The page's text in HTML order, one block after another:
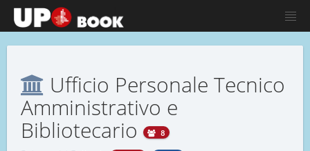
Ufficio Personale Tecnico
Amministrativo e
Bibliotecario
8